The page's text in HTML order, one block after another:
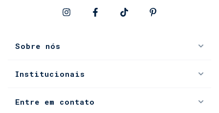
Sobre nós
Institucionais
Entre em contato